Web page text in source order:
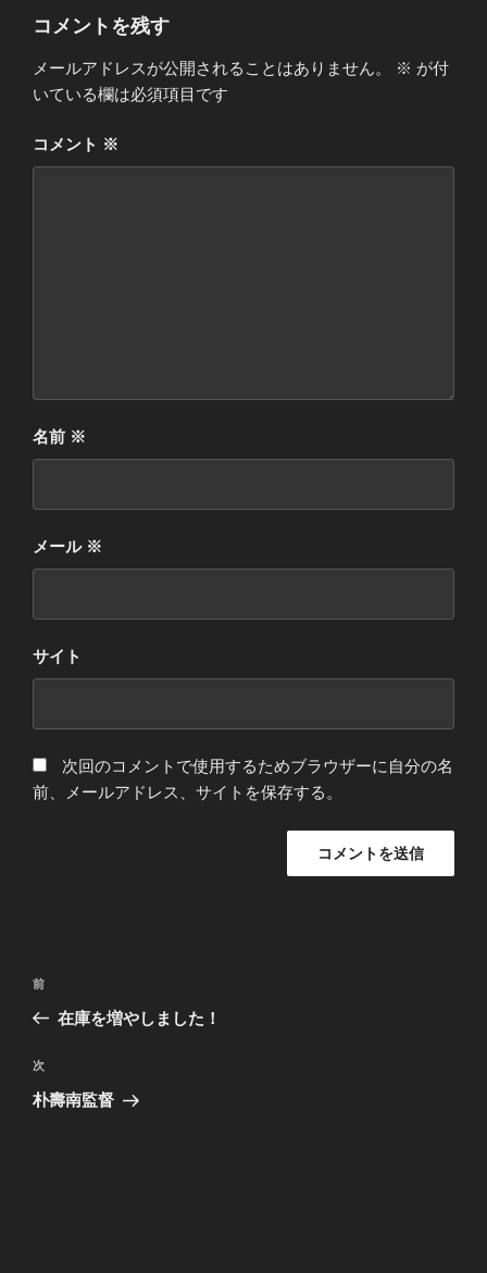
コメントを残す
メールアドレスが公開されることはありません。 ※ が付
いている欄は必須項目です
コメント ※
名前 ※
メール ※
サイト
次回のコメントで使用するためブラウザーに自分の名
前、メールアドレス、サイトを保存する。
投
ナ
ビ
ゲ
前
の
稿
前
在庫を増やしました！
次
の
次
朴壽南監督